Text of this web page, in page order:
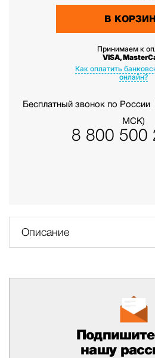
В
Принимаем к
VISA,
Как оплатить
онлайн?
Бесплатный звонок по России
МСК)
8 800 500
Описание
нашу